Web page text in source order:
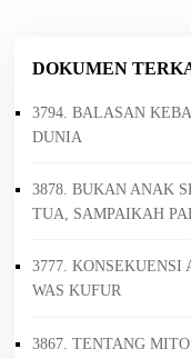
DOKUMEN
3794. BALASAN
DUNIA
3878. BUKAN ANAK
TUA, SAMPAIKAH
3777. KONSEKUENSI
WAS KUFUR
3867. TENTANG